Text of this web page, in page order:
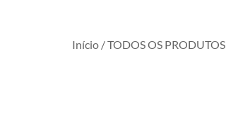
Início /TODOS OS PRODUTOS